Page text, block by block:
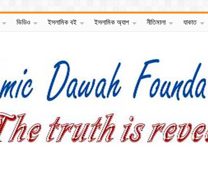
ভিডিও ইসলামিক বই ইসলামিক অ্যাপ নীতিমালা যাকাত